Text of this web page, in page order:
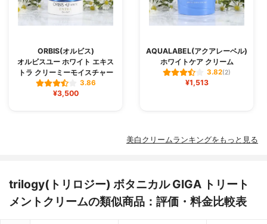
ORBIS(オルビス)
オルビスユー ホワイト エキス
トラ クリーミーモイスチャー
3.86
¥3,500
AQUALABEL(アクアレーベル)
ホワイトケア クリーム
3.82(2)
¥1,513
美白クリームランキングをもっと見る
trilogy(トリロジー) ボタニカル GIGA トリート
メントクリームの類似商品：評価・料金比較表